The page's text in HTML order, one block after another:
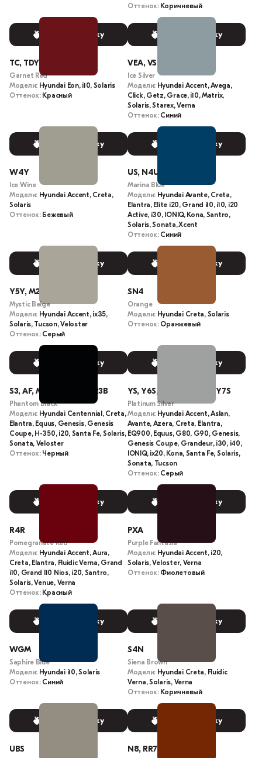
Выбрать краску
Оттенок: Коричневый
Выбрать краску
TC, TDY
Garnet Red
Модели: Hyundai Eon, i10, Solaris
Оттенок: Красный
Выбрать краску
VEA, VS
Ice Silver
Модели: Hyundai Accent, Avega,
Click, Getz, Grace, i10, Matrix,
Solaris, Starex, Verna
Оттенок: Синий
Выбрать краску
W4Y
Ice Wine
Модели: Hyundai Accent, Creta,
Solaris
Оттенок: Бежевый
Выбрать краску
US, N4U, US2, N4B
Marina Blue
Модели: Hyundai Avante, Creta,
Elantra, Elite i20, Grand i10, i10, i20
Active, i30, IONIQ, Kona, Santro,
Solaris, Sonata, Xcent
Оттенок: Синий
Выбрать краску
Y5Y, M2B
Mystic Beige
Модели: Hyundai Accent, ix35,
Solaris, Tucson, Veloster
Оттенок: Серый
Выбрать краску
SN4
Orange
Модели: Hyundai Creta, Solaris
Оттенок: Оранжевый
Выбрать краску
S3, AF, MZH, S5B, S3B, R3B
Phantom Black
Модели: Hyundai Centennial, Creta,
Elantra, Equus, Genesis, Genesis
Coupe, H-350, i20, Santa Fe, Solaris,
Sonata, Veloster
Оттенок: Черный
Выбрать краску
YS, Y6S, T8S, T8T, U3S, Y7S
Platinum Silver
Модели: Hyundai Accent, Aslan,
Avante, Azera, Creta, Elantra,
EQ900, Equus, G80, G90, Genesis,
Genesis Coupe, Grandeur, i30, i40,
IONIQ, ix20, Kona, Santa Fe, Solaris,
Sonata, Tucson
Оттенок: Серый
Выбрать краску
R4R
Pomegranate Red
Модели: Hyundai Accent, Aura,
Creta, Elantra, Fluidic Verna, Grand
i10, Grand I10 Nios, i20, Santro,
Solaris, Venue, Verna
Оттенок: Красный
Выбрать краску
PXA
Purple Fantasia
Модели: Hyundai Accent, i20,
Solaris, Veloster, Verna
Оттенок: Фиолетовый
Выбрать краску
WGM
Saphire Blue
Модели: Hyundai i10, Solaris
Оттенок: Синий
Выбрать краску
S4N
Siena Brown
Модели: Hyundai Creta, Fluidic
Verna, Solaris, Verna
Оттенок: Коричневый
Выбрать краску
UBS N8, RR7